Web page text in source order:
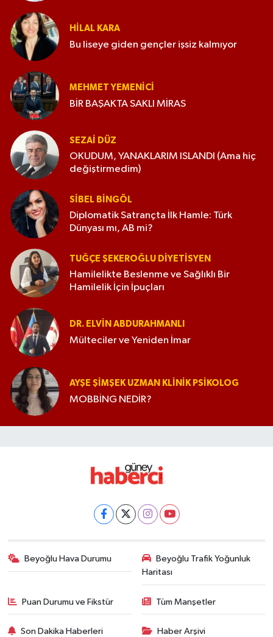
HILAL KARA
Bu liseye giden gençler işsiz kalmıyor
MEHMET YEMENICI
BİR BAŞAKTA SAKLI MİRAS
SEZAI DÜZ
OKUDUM, YANAKLARIM ISLANDI (Ama hiç
değiştirmedim)
SIBEL BINGÖL
Diplomatik Satrançta İlk Hamle: Türk
Dünyası mı, AB mi?
TUĞÇE ŞEKEROĞLU DIYETISYEN
Hamilelikte Beslenme ve Sağlıklı Bir
Hamilelik İçin İpuçları
DR. ELVIN ABDURAHMANLI
Mülteciler ve Yeniden İmar
AYŞE ŞIMŞEK UZMAN KLINIK PSIKOLOG
MOBBİNG NEDİR?
Beyoğlu Hava Durumu
Beyoğlu Trafik Yoğunluk
Haritası
Puan Durumu ve Fikstür Tüm Manşetler
Son Dakika Haberleri Haber Arşivi